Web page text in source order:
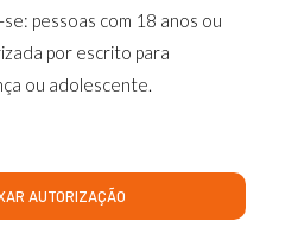
pessoas com 18 anos ou
por escrito para
ou adolescente.
AUTORIZAÇÃO